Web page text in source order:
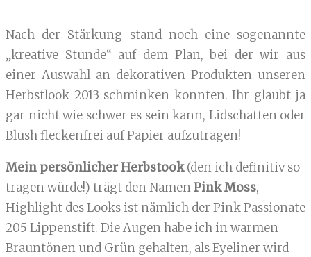
Nach der Stärkung stand noch eine sogenannte
„kreative Stunde“ auf dem Plan, bei der wir aus
einer Auswahl an dekorativen Produkten unseren
Herbstlook 2013 schminken konnten. Ihr glaubt ja
gar nicht wie schwer es sein kann, Lidschatten oder
Blush fleckenfrei auf Papier aufzutragen!
Mein persönlicher Herbstook(den ich definitiv so
tragen würde!) trägt den NamenPink Moss,
Highlight des Looks ist nämlich der Pink Passionate
205 Lippenstift. Die Augen habe ich in warmen
Brauntönen und Grün gehalten, als Eyeliner wird